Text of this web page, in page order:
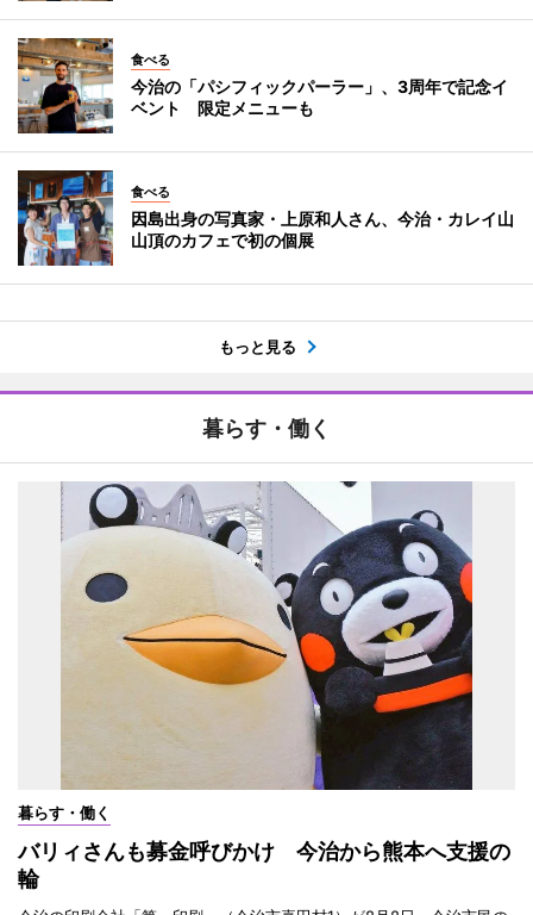
食べる
今治の「パシフィックパーラー」、3周年で記念イ
ベント 限定メニューも
食べる
因島出身の写真家・上原和人さん、今治・カレイ山
山頂のカフェで初の個展
もっと見る
暮らす・働く
暮らす・働く
バリィさんも募金呼びかけ 今治から熊本へ支援の
輪